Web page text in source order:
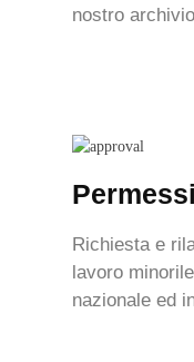
nostro
Richiesta e
lavoro
nazionale ed